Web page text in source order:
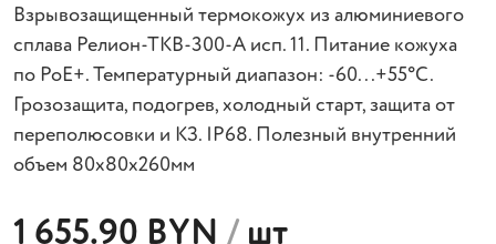
Взрывозащищенный термокожух из алюминиевого
сплава Релион-ТКВ-300-А исп. 11. Питание кожуха
по PoE+. Температурный диапазон: -60...+55°С.
Грозозащита, подогрев, холодный старт, защита от
переполюсовки и КЗ. IP68. Полезный внутренний
объем 80х80х260мм